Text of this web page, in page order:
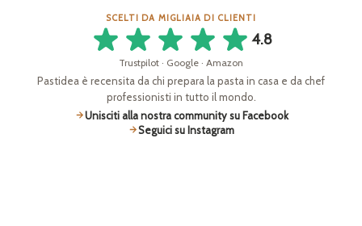
SCELTI DA MIGLIAIA DI CLIENTI
4.8
Trustpilot · Google · Amazon
Pastidea è recensita da chi prepara la pasta in casa e da chef
professionisti in tutto il mondo.
Unisciti alla nostra community su Facebook
Seguici su Instagram